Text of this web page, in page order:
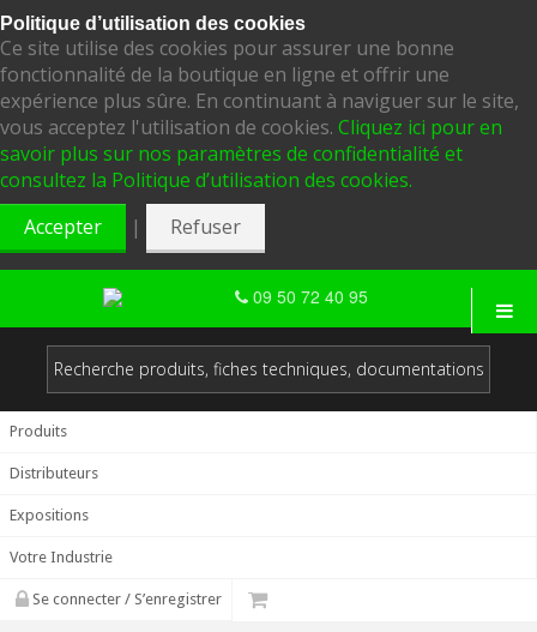
Politique d’utilisation des cookies
Ce site utilise des cookies pour assurer une bonne
fonctionnalité de la boutique en ligne et offrir une
expérience plus sûre. En continuant à naviguer sur le site,
vous acceptez l'utilisation de cookies. Cliquez ici pour en
savoir plus sur nos paramètres de confidentialité et
consultez la Politique d’utilisation des cookies.
Accepter
| Refuser
09 50 72 40 95
Produits
Distributeurs
Expositions
Votre Industrie
Se connecter / S’enregistrer